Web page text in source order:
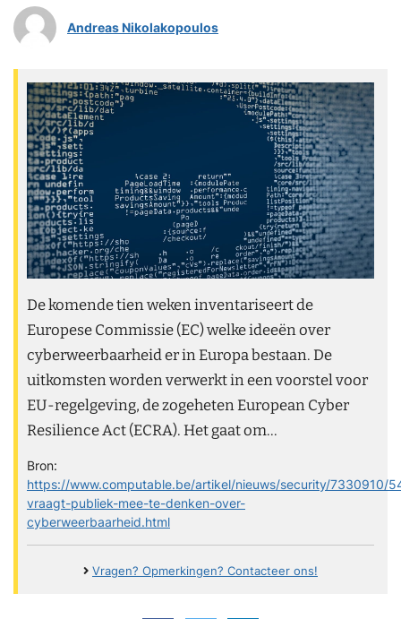
Andreas Nikolakopoulos
De komende tien weken inventariseert de
Europese Commissie (EC) welke ideeën over
cyberweerbaarheid er in Europa bestaan. De
uitkomsten worden verwerkt in een voorstel voor
EU-regelgeving, de zogeheten European Cyber
Resilience Act (ECRA). Het gaat om...
Bron:
https://www.computable.be/artikel/nieuws/security/7330910/
vraagt-publiek-mee-te-denken-over-
cyberweerbaarheid.html
Vragen? Opmerkingen? Contacteer ons!